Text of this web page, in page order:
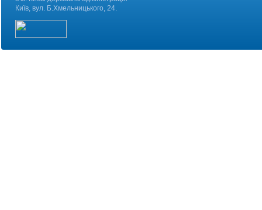
Київ, вул. Б.Хмельницького, 24.